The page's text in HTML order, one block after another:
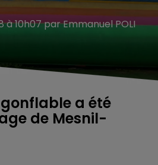
à 10h07 par Emmanuel POLI
a été
de Mesnil-